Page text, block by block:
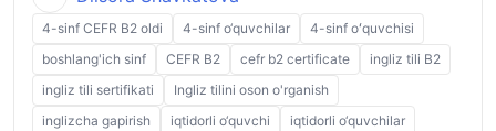
4-sinf CEFR B2 oldi 4-sinf o‘quvchilar
4-sinf oʻquvchisi
boshlang'ich sinf
CEFR B2 cefr b2 certificate
ingliz tili B2
ingliz tili sertifikati
Ingliz tilini oson o'rganish
inglizcha gapirish
iqtidorli o‘quvchi
iqtidorli o‘quvchilar